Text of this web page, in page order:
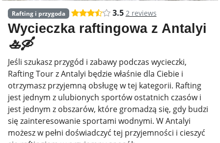
Rafting i przygoda 3.5 2 reviews
Wycieczka raftingowa z Antalyi
🚣🛶
Jeśli szukasz przygód i zabawy podczas wycieczki,
Rafting Tour z Antalyi będzie właśnie dla Ciebie i
otrzymasz przyjemną obsługę w tej kategorii. Rafting
jest jednym z ulubionych sportów ostatnich czasów i
jest jednym z obszarów, które gromadzą się, gdy budzi
się zainteresowanie sportami wodnymi. W Antalyi
możesz w pełni doświadczyć tej przyjemności i cieszyć